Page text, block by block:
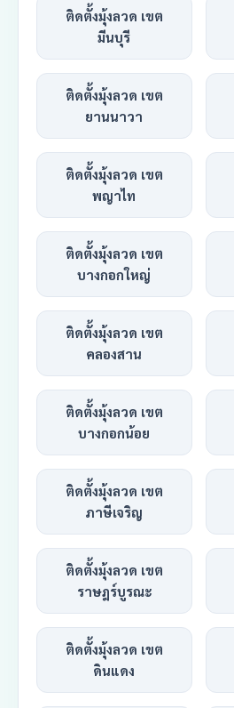
ติดตั้งมุ้งลวด เขต
มีนบุรี
ติดตั้งมุ้งลวด เขต
ยานนาวา
ติดตั้งมุ้งลวด เขต
พญาไท
ติดตั้งมุ้งลวด เขต
บางกอกใหญ่
ติดตั้งมุ้งลวด เขต
คลองสาน
ติดตั้งมุ้งลวด เขต
บางกอกน้อย
ติดตั้งมุ้งลวด เขต
ภาษีเจริญ
ติดตั้งมุ้งลวด เขต
ราษฎร์บูรณะ
ติดตั้งมุ้งลวด เขต
ดินแดง